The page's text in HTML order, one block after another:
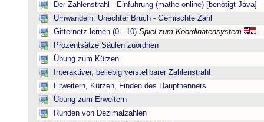
Der Zahlenstrahl - Einführung (mathe-online) [benötigt Java]
Umwandeln: Unechter Bruch - Gemischte Zahl
Gitternetz lernen (0 - 10) Spiel zum Koordinatensystem
Prozentsätze Säulen zuordnen
Übung zum Kürzen
Interaktiver, beliebig verstellbarer Zahlenstrahl
Erweitern, Kürzen, Finden des Hauptnenners
Übung zum Erweitern
Runden von Dezimalzahlen